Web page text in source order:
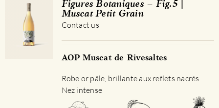
options
choisies
sur
page
produit
Figures Botaniques – Fig.5 |
Muscat Petit Grain
Contact us
AOP Muscat de Rivesaltes
Robe or pâle, brillante aux reflets nacrés.
Nez intense